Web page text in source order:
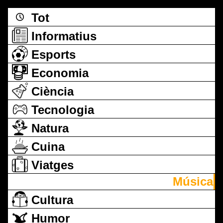
Tot
Informatius
Esports
Economia
Ciència
Tecnologia
Natura
Cuina
Viatges
Música
Cultura
Humor